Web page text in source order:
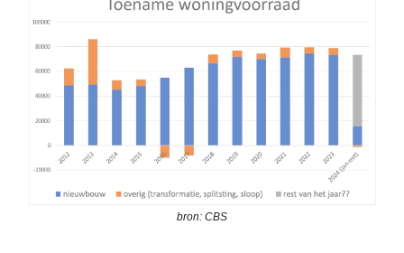
bron: CBS